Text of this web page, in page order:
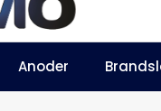
återförsäljare |
Anoder